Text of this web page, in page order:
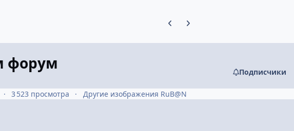
Предыдущий слайд карусели
Следующий слайд карусели
форум Подписчики
3 523 просмотра Другие изображения RuB@N